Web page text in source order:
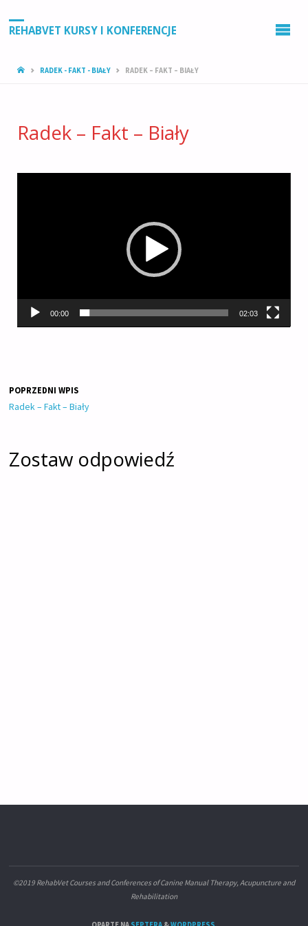
REHABVET KURSY I KONFERENCJE
STRONA
RADEK - FAKT - BIAŁY RADEK – FAKT – BIAŁY
Radek – Fakt – Biały
00:00 02:03
POPRZEDNI WPIS
Radek – Fakt – Biały
Zostaw odpowiedź
©2019 RehabVet Courses and Conferences of Canine Manual Therapy, Acupuncture and
Rehabilitation